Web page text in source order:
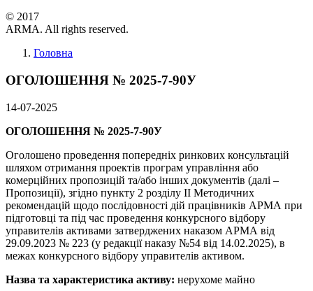
© 2017
ARMA. All rights reserved.
Головна
ОГОЛОШЕННЯ № 2025-7-90У
14-07-2025
ОГОЛОШЕННЯ № 2025-7-90У
Оголошено проведення попередніх ринкових консультацій
шляхом отримання проектів програм управління або
комерційних пропозицій та/або інших документів (далі –
Пропозиції), згідно пункту 2 розділу ІІ Методичних
рекомендацій щодо послідовності дій працівників АРМА при
підготовці та під час проведення конкурсного відбору
управителів активами затверджених наказом АРМА від
29.09.2023 № 223 (у редакції наказу №54 від 14.02.2025), в
межах конкурсного відбору управителів активом.
Назва та характеристика активу: нерухоме майно